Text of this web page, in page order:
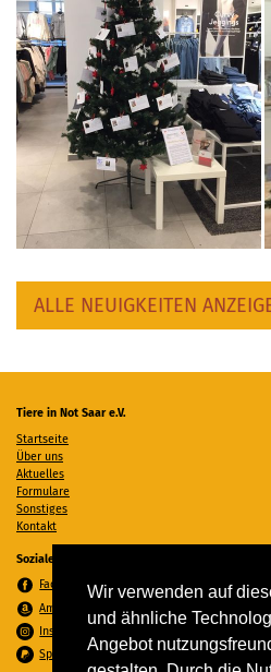
Wir verwenden auf
und ähnliche
Angebot
ALLE NEUIGKEITEN
Tiere in Not Saar e.V.
Startseite
Über uns
Aktuelles
Formulare
Sonstiges
Kontakt
Soziale Medien
Facebook
Amazon Wunschzettel
Instagram
Spenden per PayPal